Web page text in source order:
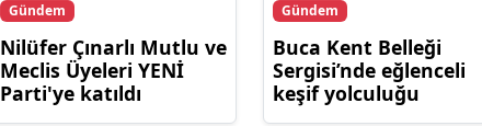
Gündem
Nilüfer Çınarlı Mutlu ve
Meclis Üyeleri YENİ
Parti'ye katıldı
Gündem
Buca Kent Belleği
Sergisi’nde eğlenceli
keşif yolculuğu